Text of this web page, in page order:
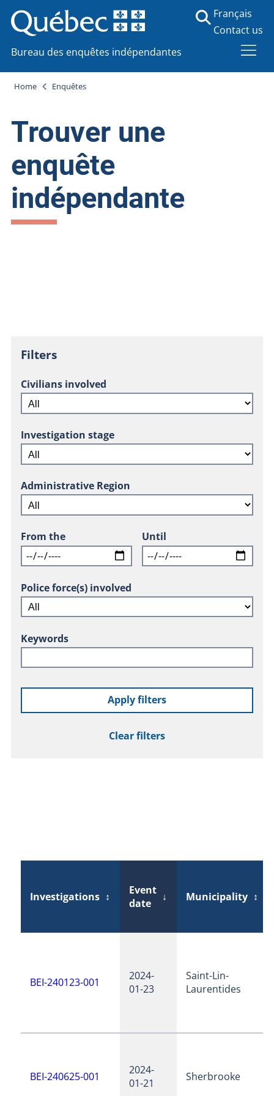
Bureau des enquêtes indépendantes
Français
Contact us
Home Enquêtes
Trouver une
enquête
indépendante
Filters
Civilians involved
Investigation stage
Administrative Region
From the Until
Police force(s) involved
Keywords
Apply filters
Clear filters
Investigations ↕
Event
date
↓ Municipality ↕
BEI-240123-001
2024-
01-23
Saint-Lin-
Laurentides
BEI-240625-001
2024-
01-21
Sherbrooke